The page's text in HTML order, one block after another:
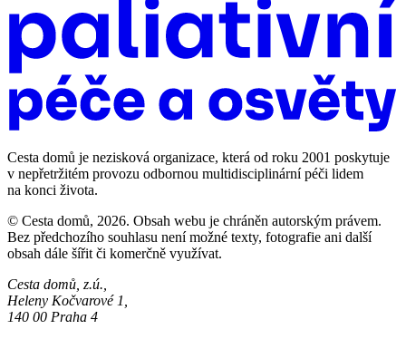
Cesta domů je nezisková organizace, která od roku 2001 poskytuje
v nepřetržitém provozu odbornou multidisciplinární péči lidem
na konci života.
© Cesta domů, 2026. Obsah webu je chráněn autorským právem.
Bez předchozího souhlasu není možné texty, fotografie ani další
obsah dále šířit či komerčně využívat.
Cesta domů, z.ú.,
Heleny Kočvarové 1,
140 00 Praha 4